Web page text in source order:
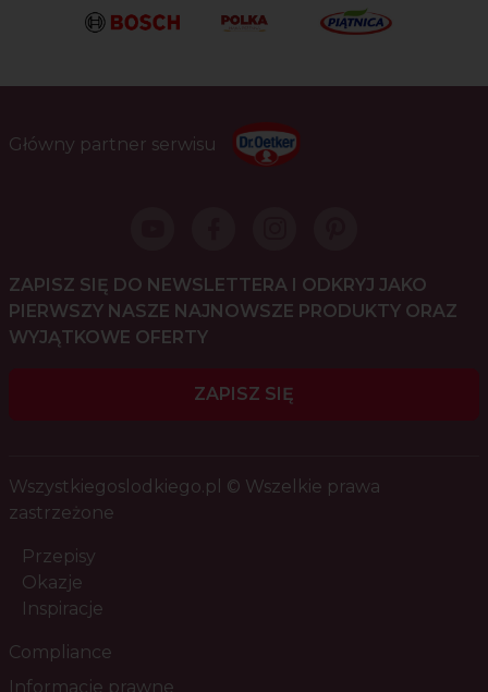
Główny partner serwisu
ZAPISZ SIĘ DO NEWSLETTERA I ODKRYJ JAKO
PIERWSZY NASZE NAJNOWSZE PRODUKTY ORAZ
WYJĄTKOWE OFERTY
ZAPISZ SIĘ
Wszystkiegoslodkiego.pl © Wszelkie prawa
zastrzeżone
Przepisy
Okazje
Inspiracje
Compliance
Informacje prawne